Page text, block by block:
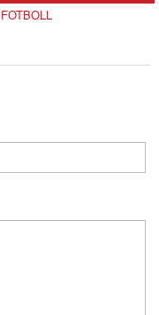
FOTBOLL